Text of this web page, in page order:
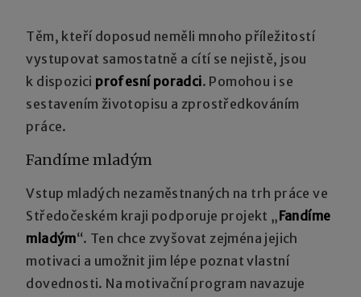
Těm, kteří doposud neměli mnoho příležitostí
vystupovat samostatně a cítí se nejistě, jsou
k dispozici profesní poradci. Pomohou i se
sestavením životopisu a zprostředkováním
práce.
Fandíme mladým
Vstup mladých nezaměstnaných na trh práce ve
Středočeském kraji podporuje projekt „ Fandíme
mladým“. Ten chce zvyšovat zejména jejich
motivaci a umožnit jim lépe poznat vlastní
dovednosti. Na motivační program navazuje